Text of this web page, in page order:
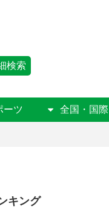
検索
ーツ 全国・国際
キング